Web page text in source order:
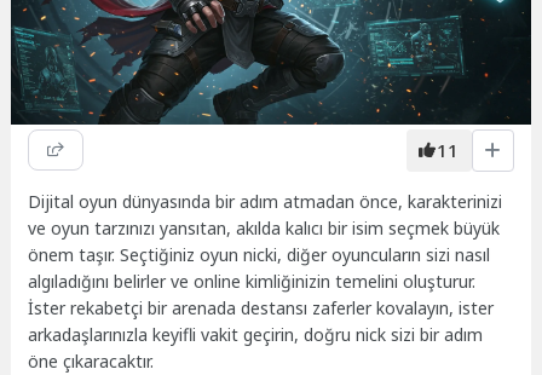
11
Dijital oyun dünyasında bir adım atmadan önce, karakterinizi
ve oyun tarzınızı yansıtan, akılda kalıcı bir isim seçmek büyük
önem taşır. Seçtiğiniz oyun nicki, diğer oyuncuların sizi nasıl
algıladığını belirler ve online kimliğinizin temelini oluşturur.
İster rekabetçi bir arenada destansı zaferler kovalayın, ister
arkadaşlarınızla keyifli vakit geçirin, doğru nick sizi bir adım
öne çıkaracaktır.